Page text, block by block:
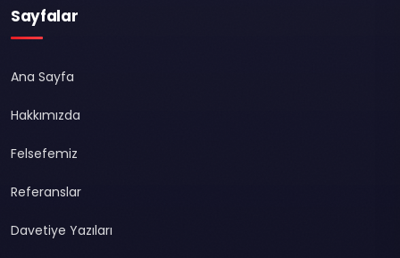
Sayfalar
Ana Sayfa
Hakkımızda
Felsefemiz
Referanslar
Davetiye Yazıları